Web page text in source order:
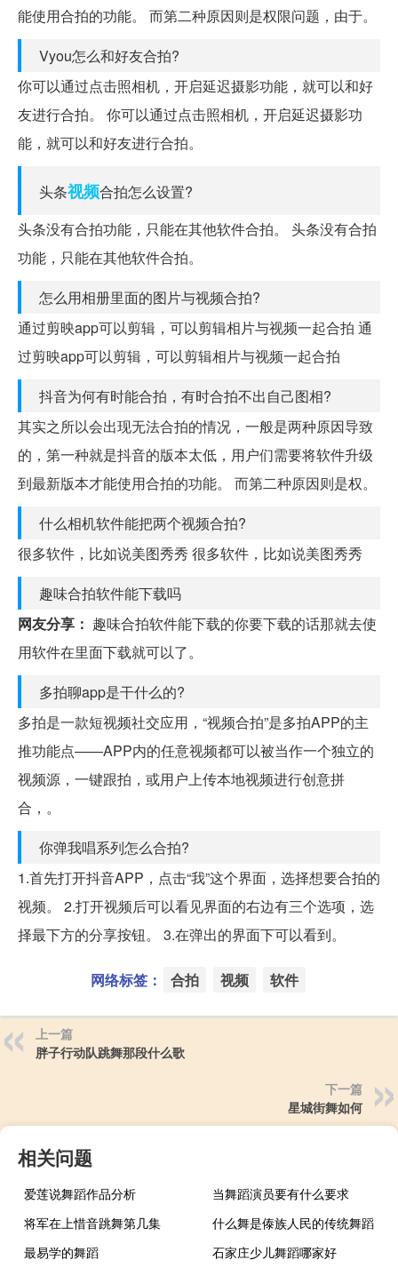
能使用合拍的功能。 而第二种原因则是权限问题，由于。
Vyou怎么和好友合拍?
你可以通过点击照相机，开启延迟摄影功能，就可以和好
友进行合拍。 你可以通过点击照相机，开启延迟摄影功
能，就可以和好友进行合拍。
头条视频合拍怎么设置?
头条没有合拍功能，只能在其他软件合拍。 头条没有合拍
功能，只能在其他软件合拍。
怎么用相册里面的图片与视频合拍?
通过剪映app可以剪辑，可以剪辑相片与视频一起合拍 通
过剪映app可以剪辑，可以剪辑相片与视频一起合拍
抖音为何有时能合拍，有时合拍不出自己图相?
其实之所以会出现无法合拍的情况，一般是两种原因导致
的，第一种就是抖音的版本太低，用户们需要将软件升级
到最新版本才能使用合拍的功能。 而第二种原因则是权。
什么相机软件能把两个视频合拍?
很多软件，比如说美图秀秀 很多软件，比如说美图秀秀
趣味合拍软件能下载吗
网友分享： 趣味合拍软件能下载的你要下载的话那就去使
用软件在里面下载就可以了。
多拍聊app是干什么的?
多拍是一款短视频社交应用，“视频合拍”是多拍APP的主
推功能点——APP内的任意视频都可以被当作一个独立的
视频源，一键跟拍，或用户上传本地视频进行创意拼
合，。
你弹我唱系列怎么合拍?
1.首先打开抖音APP，点击“我”这个界面，选择想要合拍的
视频。 2.打开视频后可以看见界面的右边有三个选项，选
择最下方的分享按钮。 3.在弹出的界面下可以看到。
网络标签： 合拍 视频 软件
上一篇
胖子行动队跳舞那段什么歌
下一篇
星城街舞如何
相关问题
爱莲说舞蹈作品分析
当舞蹈演员要有什么要求
将军在上惜音跳舞第几集
什么舞是傣族人民的传统舞蹈
最易学的舞蹈
石家庄少儿舞蹈哪家好